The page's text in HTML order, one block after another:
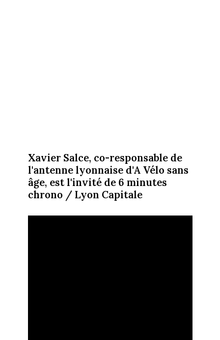
Xavier Salce, co-responsable de
l'antenne lyonnaise d'A Vélo sans
âge, est l'invité de 6 minutes
chrono / Lyon Capitale